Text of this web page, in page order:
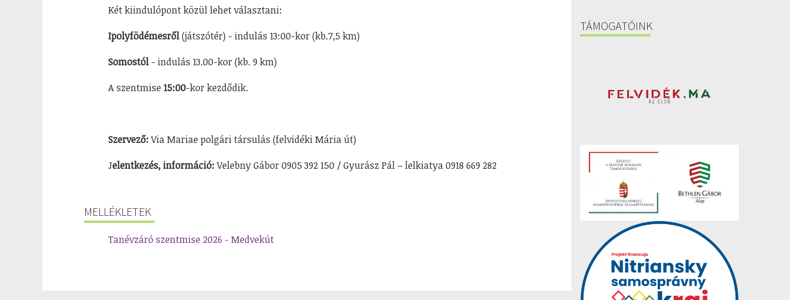
Két kiindulópont közül lehet választani:
Ipolyfödémesről(játszótér) - indulás 13:00-kor (kb.7,5 km)
Somostól - indulás 13.00-kor (kb. 9 km)
A szentmise 15:00-kor kezdődik.
Szervező:Via Mariae polgári társulás (felvidéki Mária út)
Jelentkezés, információ:Velebny Gábor 0905 392 150 / Gyurász Pál – lelkiatya 0918 669 282
MELLÉKLETEK
Tanévzáró szentmise 2026 - Medvekút
TÁMOGATÓINK